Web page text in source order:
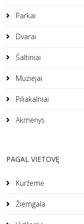
Parkai
Dvarai
Šaltiniai
Muziejai
Piliakalniai
Akmenys
PAGAL VIETOVĘ
Kuržemė
Žiemgala